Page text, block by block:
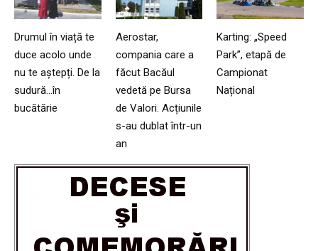
Drumul în viață te
duce acolo unde
nu te aștepți. De la
sudură…în
bucătărie
Aerostar,
compania care a
făcut Bacăul
vedetă pe Bursa
de Valori. Acțiunile
s-au dublat într-un
an
Karting: „Speed
Park”, etapă de
Campionat
Național